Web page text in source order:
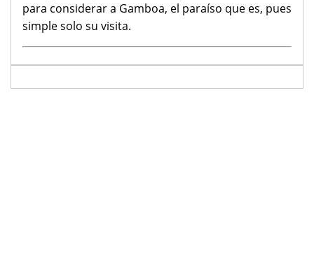
para considerar a Gamboa, el paraíso que es, pues
simple solo su visita.